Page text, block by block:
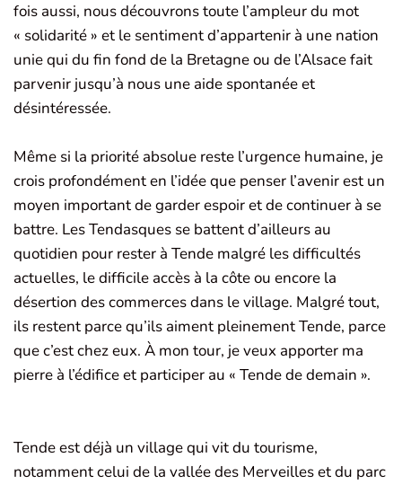
fois aussi, nous découvrons toute l’ampleur du mot
« solidarité » et le sentiment d’appartenir à une nation
unie qui du fin fond de la Bretagne ou de l’Alsace fait
parvenir jusqu’à nous une aide spontanée et
désintéressée.
Même si la priorité absolue reste l’urgence humaine, je
crois profondément en l’idée que penser l’avenir est un
moyen important de garder espoir et de continuer à se
battre. Les Tendasques se battent d’ailleurs au
quotidien pour rester à Tende malgré les difficultés
actuelles, le difficile accès à la côte ou encore la
désertion des commerces dans le village. Malgré tout,
ils restent parce qu’ils aiment pleinement Tende, parce
que c’est chez eux. À mon tour, je veux apporter ma
pierre à l’édifice et participer au « Tende de demain ».
Tende est déjà un village qui vit du tourisme,
notamment celui de la vallée des Merveilles et du parc